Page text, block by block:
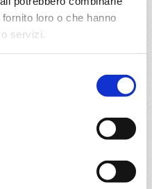
loro o che hanno
servizi.